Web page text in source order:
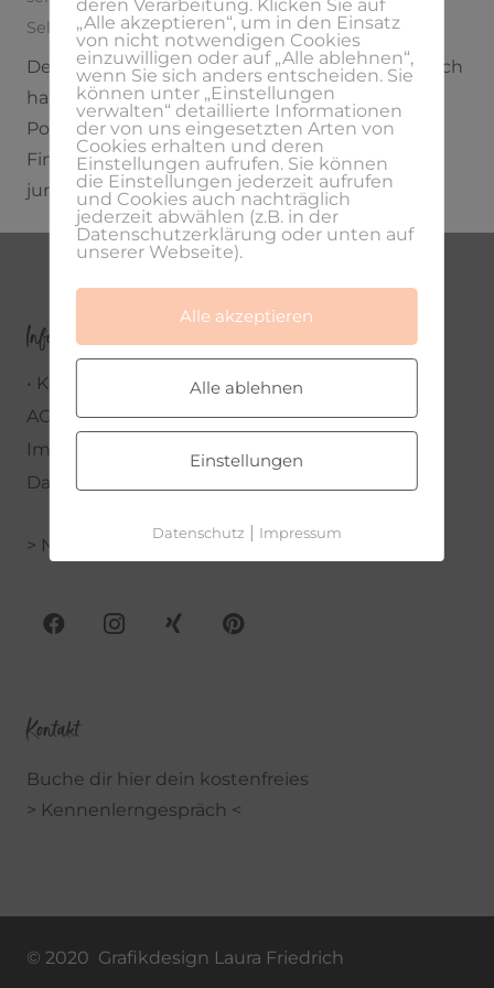
Selbstständigkeit
Der Themenmonat Finanzen geht weiter und ich
habe mir eine tolle Interviewpartnerin in den
Podcast geholt: Chiara, Gründerin von Fräulein
Finance und Finanzexpertin. Sie unterstützt
junge Frauen dabei, das Thema…
Infos
• Kontakt •
AGBs
Impressum
Datenschutzerklärung
> Newsletter & Freebie <
Kontakt
Buche dir hier dein kostenfreies
> Kennenlerngespräch <
© 2020 Grafikdesign Laura Friedrich
deren Verarbeitung. Klicken Sie auf
„Alle akzeptieren“, um in den Einsatz
von nicht notwendigen Cookies
einzuwilligen oder auf „Alle ablehnen“,
wenn Sie sich anders entscheiden. Sie
können unter „Einstellungen
verwalten“ detaillierte Informationen
der von uns eingesetzten Arten von
Cookies erhalten und deren
Einstellungen aufrufen. Sie können
die Einstellungen jederzeit aufrufen
und Cookies auch nachträglich
jederzeit abwählen (z.B. in der
Datenschutzerklärung oder unten auf
unserer Webseite).
Alle akzeptieren
Alle ablehnen
Einstellungen
Datenschutz | Impressum